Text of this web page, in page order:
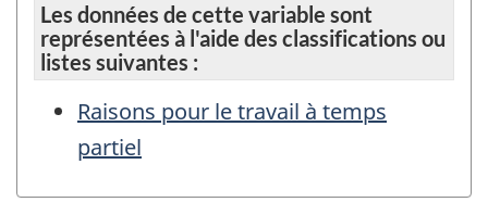
Les données de cette variable sont
représentées à l'aide des classifications ou
listes suivantes :
Raisons pour le travail à temps
partiel